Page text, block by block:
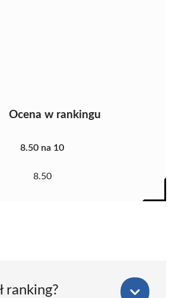
Ocena w rankingu
8.50 na 10
8.50
ranking?